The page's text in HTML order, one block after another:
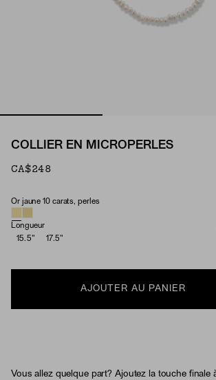
COLLIER EN MICROPERLES
CA$248
Material & Stone Options
Or jaune 10 carats, perles
Longueur
15.5"
17.5"
AJOUTER AU PANIER
Vous allez quelque part? Ajoutez la touche finale